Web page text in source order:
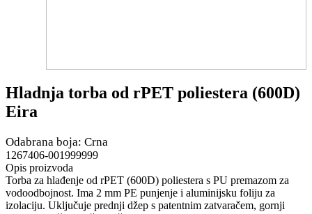
Hladnja torba od rPET poliestera (600D)
Eira
Odabrana boja: Crna
1267406-001999999
Opis proizvoda
Torba za hlađenje od rPET (600D) poliestera s PU premazom za
vodoodbojnost. Ima 2 mm PE punjenje i aluminijsku foliju za
izolaciju. Uključuje prednji džep s patentnim zatvaračem, gornji